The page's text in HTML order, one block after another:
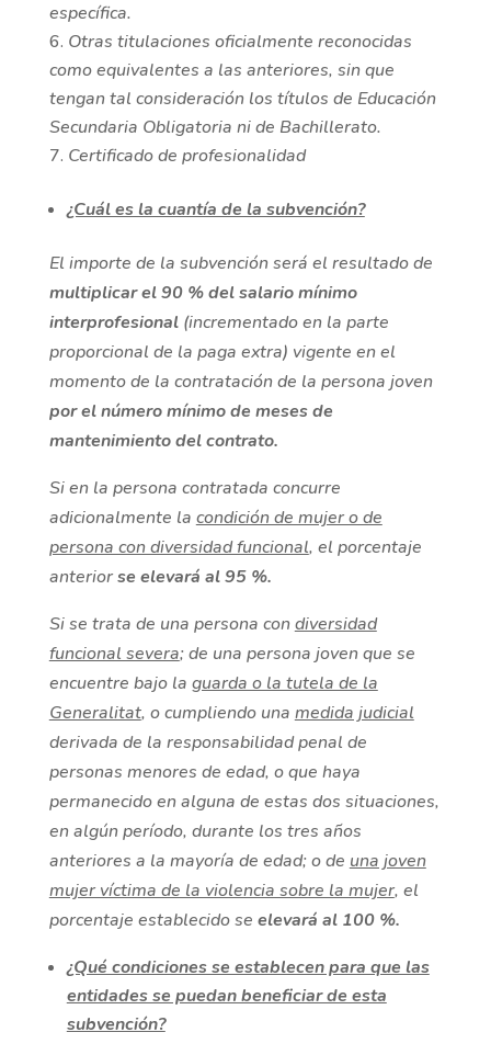
específica.
Otras titulaciones oficialmente reconocidas
como equivalentes a las anteriores, sin que
tengan tal consideración los títulos de Educación
Secundaria Obligatoria ni de Bachillerato.
Certificado de profesionalidad
¿Cuál es la cuantía de la subvención?
El importe de la subvención será el resultado de
multiplicar el 90 % del salario mínimo
interprofesional (incrementado en la parte
proporcional de la paga extra) vigente en el
momento de la contratación de la persona joven
por el número mínimo de meses de
mantenimiento del contrato.
Si en la persona contratada concurre
adicionalmente la condición de mujer o de
persona con diversidad funcional, el porcentaje
anteriorse elevará al 95 %.
Si se trata de una persona condiversidad
funcional severa; de una persona joven que se
encuentre bajo la guarda o la tutela de la
Generalitat, o cumpliendo una medida judicial
derivada de la responsabilidad penal de
personas menores de edad, o que haya
permanecido en alguna de estas dos situaciones,
en algún período, durante los tres años
anteriores a la mayoría de edad; o de una joven
mujer víctima de la violencia sobre la mujer, el
porcentaje establecido se elevará al 100 %.
¿Qué condiciones se establecen para que las
entidades se puedan beneficiar de esta
subvención?